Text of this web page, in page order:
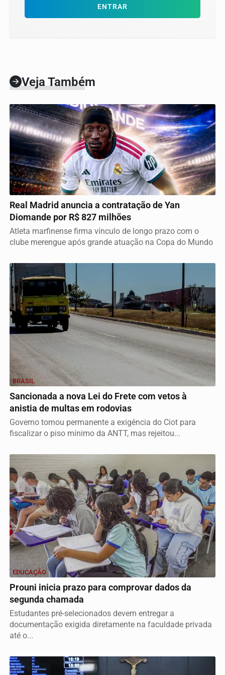
ENTRAR
Veja Também
ESPORTE
Real Madrid anuncia a contratação de Yan
Diomande por R$ 827 milhões
Atleta marfinense firma vínculo de longo prazo com o
clube merengue após grande atuação na Copa do Mundo
BRASIL
Sancionada a nova Lei do Frete com vetos à
anistia de multas em rodovias
Governo tornou permanente a exigência do Ciot para
fiscalizar o piso mínimo da ANTT, mas rejeitou...
EDUCAÇÃO
Prouni inicia prazo para comprovar dados da
segunda chamada
Estudantes pré-selecionados devem entregar a
documentação exigida diretamente na faculdade privada
até o...